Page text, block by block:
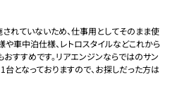
れていないため、仕事用としてそのまま使
や車中泊仕様、レトロスタイルなどこれから
すすめです。リアエンジンならではのサン
台となっておりますので、お探しだった方は